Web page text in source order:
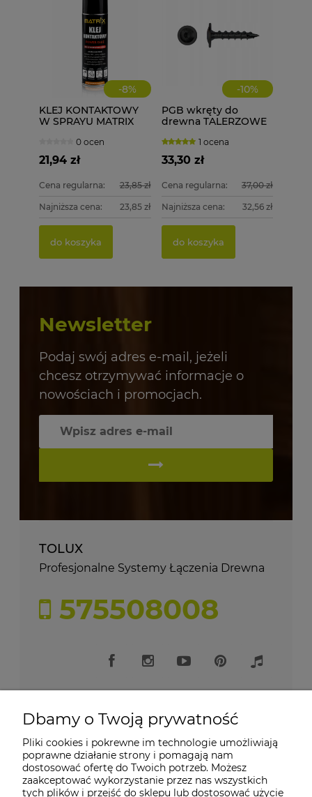
-8%
KLEJ KONTAKTOWY
W SPRAYU MATRIX
LAMINATÓW MDF
PCV OBRZEŻA
0 ocen
21,94 zł
Cena regularna: 23,85 zł
Najniższa cena: 23,85 zł
do koszyka
-10%
PGB wkręty do
drewna TALERZOWE
szt. + BIT1 ocena
33,30 zł
Cena regularna: 37,00 zł
Najniższa cena: 32,56 zł
do koszyka
Newsletter
Podaj swój adres e-mail, jeżeli
chcesz otrzymywać informacje o
nowościach i promocjach.
TOLUX
Profesjonalne Systemy Łączenia Drewna
575508008
Moje konto
Płatności i dostawa
Dbamy o Twoją prywatność
Pliki cookies i pokrewne im technologie umożliwiają
poprawne działanie strony i pomagają nam
dostosować ofertę do Twoich potrzeb. Możesz
zaakceptować wykorzystanie przez nas wszystkich
tych plików i przejść do sklepu lub dostosować użycie